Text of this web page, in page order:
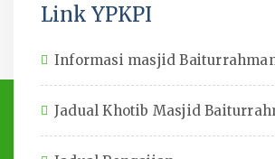
Link YPKPI
Informasi masjid
Jadual Khotib Masjid